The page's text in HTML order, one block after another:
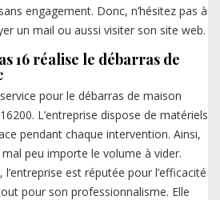
engagement. Donc, n’hésitez pas à
un mail ou aussi visiter son site web.
16 réalise le débarras de
pour le débarras de maison
L’entreprise dispose de matériels
pendant chaque intervention. Ainsi,
mal peu importe le volume à vider.
est réputée pour l’efficacité
pour son professionnalisme. Elle